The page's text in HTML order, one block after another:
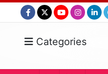
Categories